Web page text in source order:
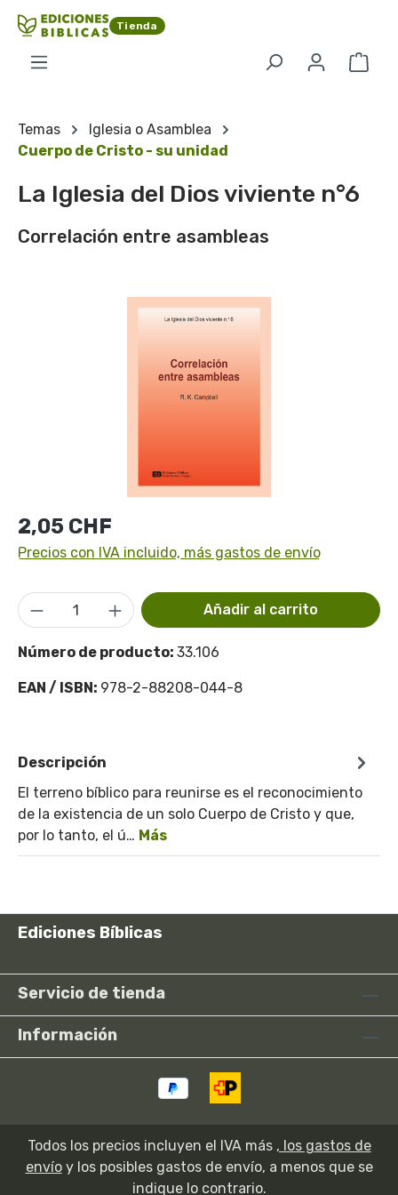
Saltar al contenido principal
Tienda
El
Temas
Iglesia o Asamblea
Cuerpo de Cristo - su unidad
La Iglesia del Dios viviente n°6
Correlación entre asambleas
Omitir galería de imágenes
Precio normal:
2,05 CHF
Precios con IVA incluido, más gastos de envío
Cantidad del producto: introduce la
Añadir al carrito
Número de producto: 33.106
EAN / ISBN: 978-2-88208-044-8
Descripción
El terreno bíblico para reunirse es el reconocimiento
de la existencia de un solo Cuerpo de Cristo y que,
por lo tanto, el ú… Más
Ediciones Bíblicas
Servicio de tienda
Información
Todos los precios incluyen el IVA más , los gastos de
envíoy los posibles gastos de envío, a menos que se
indique lo contrario.